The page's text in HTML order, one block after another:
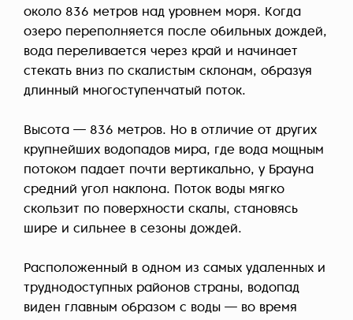
около 836 метров над уровнем моря. Когда
озеро переполняется после обильных дождей,
вода переливается через край и начинает
стекать вниз по скалистым склонам, образуя
длинный многоступенчатый поток.
Высота — 836 метров. Но в отличие от других
крупнейших водопадов мира, где вода мощным
потоком падает почти вертикально, у Брауна
средний угол наклона. Поток воды мягко
скользит по поверхности скалы, становясь
шире и сильнее в сезоны дождей.
Расположенный в одном из самых удаленных и
труднодоступных районов страны, водопад
виден главным образом с воды — во время